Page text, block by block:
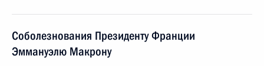
Соболезнования Президенту Франции
Эммануэлю Макрону